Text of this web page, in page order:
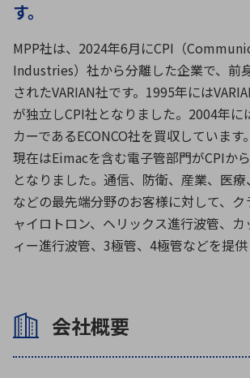
半導体・電子部品小ロット
す。
MPP社は、2024年6月にCPI（
Industries）社から分離した企業で、前
されたVARIAN社です。1995年には
が独立しCPI社となりました。2004年に
カーであるECONCO社を買収しています。
現在はEimacを含む電子管部門がCPIか
となりました。通信、防衛、産業、医
などの最先端分野のお客様に対して、
ャイロトロン、ヘリックス進行波管、
ィー進行波管、3極管、4極管などを提供
会社概要